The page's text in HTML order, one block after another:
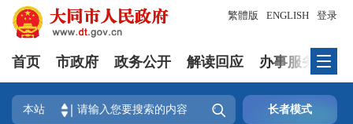
登录
繁體版 ENGLISH
首页 市政府 政务公开 解读回应 办事服务
本站  长者模式